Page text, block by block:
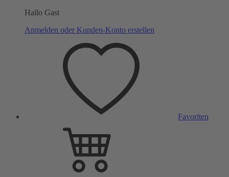
Hallo Gast
Anmelden oder Kunden-Konto erstellen
Favoriten